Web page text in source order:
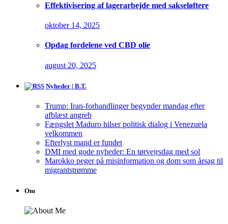
Effektivisering af lagerarbejde med sakseløftere
oktober 14, 2025
Opdag fordelene ved CBD olie
august 20, 2025
Nyheder | B.T.
Trump: Iran-forhandlinger begynder mandag efter
afblæst angreb
Fængslet Maduro hilser politisk dialog i Venezuela
velkommen
Efterlyst mand er fundet
DMI med gode nyheder: En tørvejrsdag med sol
Marokko peger på misinformation og dom som årsag til
migrantstrømme
Om